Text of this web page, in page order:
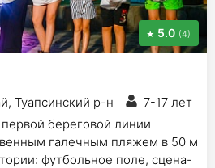
5.0 (4)
Туапсинский р-н
7-17 лет
береговой линии
галечным пляжем в 50 м
футбольное поле, сцена-